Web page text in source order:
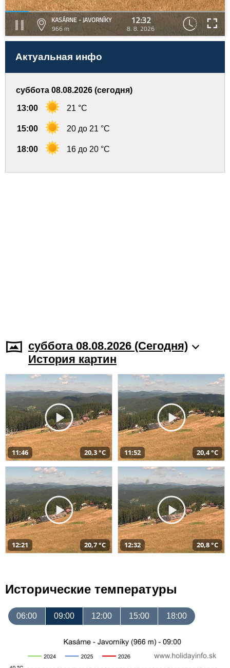
KASÁRNE - JAVORNÍKY
966 m
12:32
8. 8. 2026
Актуальная инфо
суббота 08.08.2026 (сегодня)
13:00 21 °C
15:00 20 до 21 °C
18:00 16 до 20 °C
суббота 08.08.2026 (Cегодня)
История картин
11:46 20,3 °C 11:52 20,4 °C
12:21 20,7 °C 12:32 20,8 °C
Исторические температуры
06:00 09:00 12:00 15:00 18:00